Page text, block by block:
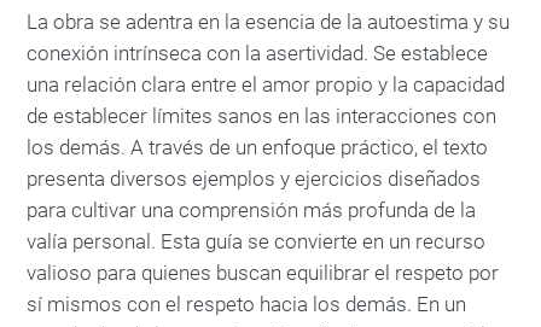
La obra se adentra en la esencia de la autoestima y su
conexión intrínseca con la asertividad. Se establece
una relación clara entre el amor propio y la capacidad
de establecer límites sanos en las interacciones con
los demás. A través de un enfoque práctico, el texto
presenta diversos ejemplos y ejercicios diseñados
para cultivar una comprensión más profunda de la
valía personal. Esta guía se convierte en un recurso
valioso para quienes buscan equilibrar el respeto por
sí mismos con el respeto hacia los demás. En un